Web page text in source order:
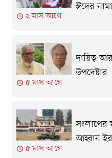
২ মাস আগে
ঈদের
৫ মাস আগে
দায়িত্ব
উপদেষ্টার
৫ মাস আগে
সংলাপের
আহ্বান